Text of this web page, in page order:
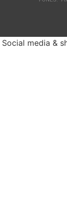
Social media &